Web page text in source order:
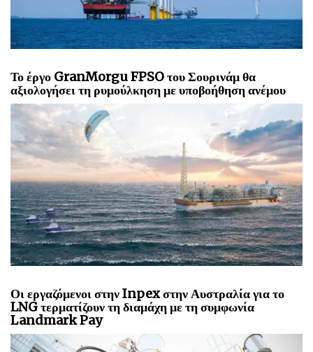
Το έργο GranMorgu FPSO του Σουρινάμ θα
αξιολογήσει τη ρυμούλκηση με υποβοήθηση ανέμου
Οι εργαζόμενοι στην Inpex στην Αυστραλία για το
LNG τερματίζουν τη διαμάχη με τη συμφωνία
Landmark Pay